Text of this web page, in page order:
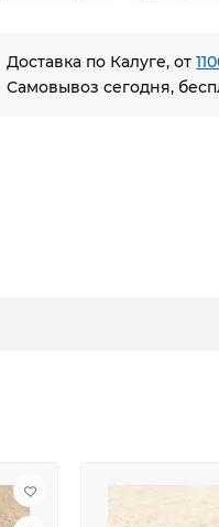
Доставка по Калуге, от
Самовывоз сегодня,